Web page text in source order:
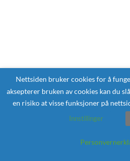
Nettsiden bruker cookies for å
aksepterer bruken av cookies kan du
en risiko at visse funksjoner på
Innstillinger